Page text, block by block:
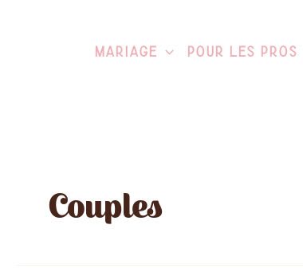
Mariage Pour Les Pros
Couples